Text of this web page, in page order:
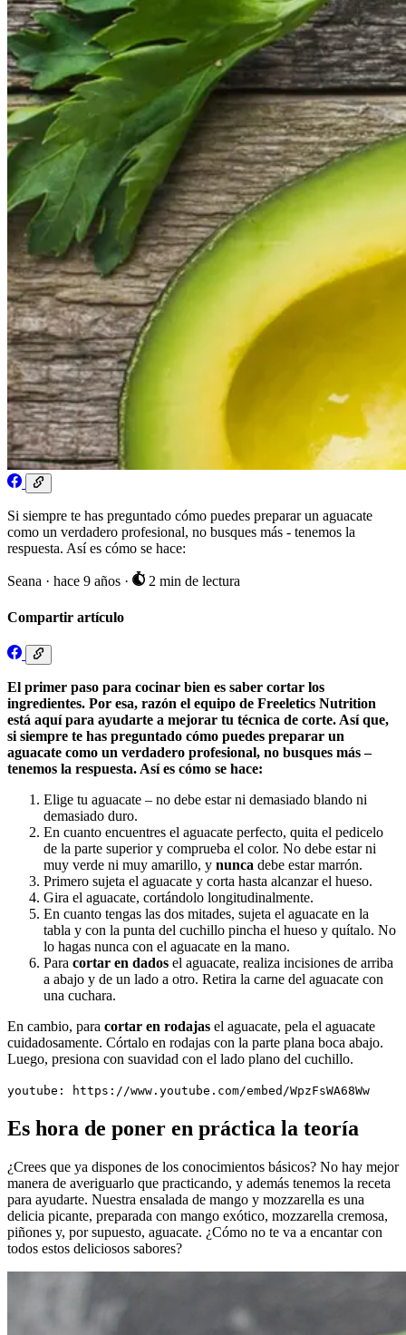
Si siempre te has preguntado cómo puedes preparar un aguacate
como un verdadero profesional, no busques más - tenemos la
respuesta. Así es cómo se hace:
Seana · hace 9 años · 2 min de lectura
Compartir artículo
El primer paso para cocinar bien es saber cortar los
ingredientes. Por esa, razón el equipo de Freeletics Nutrition
está aquí para ayudarte a mejorar tu técnica de corte. Así que,
si siempre te has preguntado cómo puedes preparar un
aguacate como un verdadero profesional, no busques más –
tenemos la respuesta. Así es cómo se hace:
Elige tu aguacate – no debe estar ni demasiado blando ni
demasiado duro.
En cuanto encuentres el aguacate perfecto, quita el pedicelo
de la parte superior y comprueba el color. No debe estar ni
muy verde ni muy amarillo, y nunca debe estar marrón.
Primero sujeta el aguacate y corta hasta alcanzar el hueso.
Gira el aguacate, cortándolo longitudinalmente.
En cuanto tengas las dos mitades, sujeta el aguacate en la
tabla y con la punta del cuchillo pincha el hueso y quítalo. No
lo hagas nunca con el aguacate en la mano.
Para cortar en dados el aguacate, realiza incisiones de arriba
a abajo y de un lado a otro. Retira la carne del aguacate con
una cuchara.
En cambio, para cortar en rodajas el aguacate, pela el aguacate
cuidadosamente. Córtalo en rodajas con la parte plana boca abajo.
Luego, presiona con suavidad con el lado plano del cuchillo.
youtube: https://www.youtube.com/embed/WpzFsWA68Ww
Es hora de poner en práctica la teoría
¿Crees que ya dispones de los conocimientos básicos? No hay mejor
manera de averiguarlo que practicando, y además tenemos la receta
para ayudarte. Nuestra ensalada de mango y mozzarella es una
delicia picante, preparada con mango exótico, mozzarella cremosa,
piñones y, por supuesto, aguacate. ¿Cómo no te va a encantar con
todos estos deliciosos sabores?